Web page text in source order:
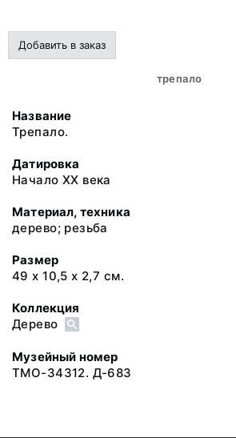
Добавить в заказ
трепало
Название
Трепало.
Датировка
Начало XX века
Материал, техника
дерево; резьба
Размер
49 х 10,5 х 2,7 см.
Коллекция
Дерево
Музейный номер
ТМО-34312. Д-683